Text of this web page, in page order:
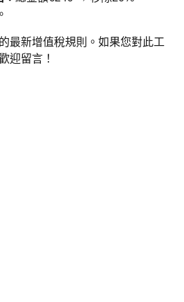
最新增值稅規則。如果您對此工
迎留言！